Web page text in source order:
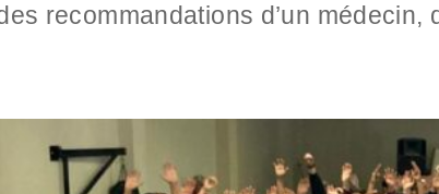
recommandations d’un